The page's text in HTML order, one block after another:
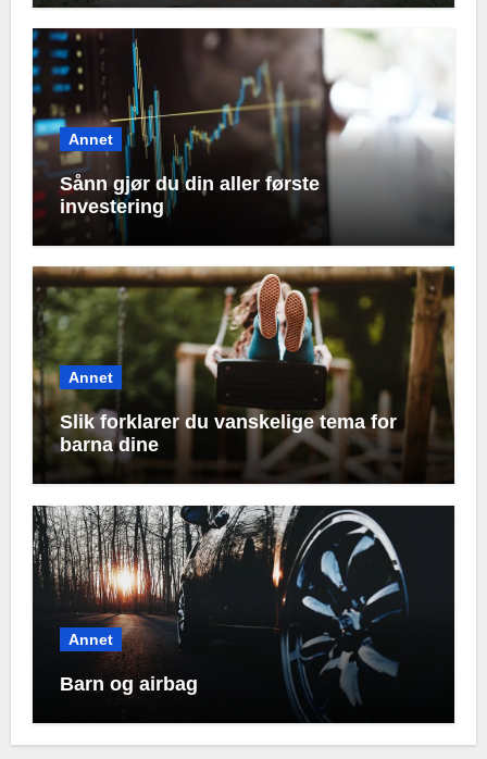
Annet
Sånn gjør du din aller første
investering
Annet
Slik forklarer du vanskelige tema for
barna dine
Annet
Barn og airbag